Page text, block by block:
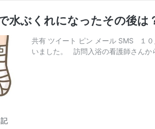
水ぶくれになったその後
共有 ツイート ピン メール SMS １
いました。 訪問入浴の看護師さん